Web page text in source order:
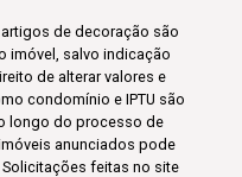
de decoração são
imóvel, salvo indicação
de alterar valores e
condomínio e IPTU são
longo do processo de
anunciados pode
feitas no site